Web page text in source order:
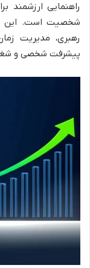
راهنمایی ارزشمند
شخصیت است. این
رهبری، مدیریت
پیشرفت شخصی و